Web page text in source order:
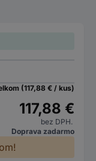
(117,88 € / kus)
117,88 €
bez DPH.
Doprava zadarmo